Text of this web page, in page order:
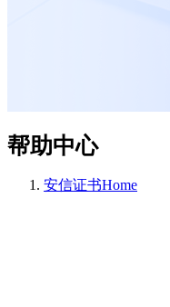
帮助中心
安信证书Home